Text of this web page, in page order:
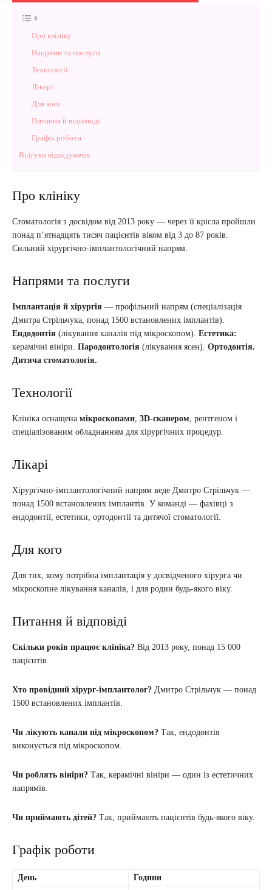
Про клініку
Напрями та послуги
Технології
Лікарі
Для кого
Питання й відповіді
Графік роботи
Відгуки відвідувачів
Про клініку
Стоматологія з досвідом від 2013 року — через її крісла пройшли
понад п’ятнадцять тисяч пацієнтів віком від 3 до 87 років.
Сильний хірургічно-імплантологічний напрям.
Напрями та послуги
Імплантація й хірургія — профільний напрям (спеціалізація
Дмитра Стрільчука, понад 1500 встановлених імплантів).
Ендодонтія (лікування каналів під мікроскопом). Естетика:
керамічні вініри. Пародонтологія (лікування ясен). Ортодонтія.
Дитяча стоматологія.
Технології
Клініка оснащена мікроскопами, 3D-сканером, рентгеном і
спеціалізованим обладнанням для хірургічних процедур.
Лікарі
Хірургічно-імплантологічний напрям веде Дмитро Стрільчук —
понад 1500 встановлених імплантів. У команді — фахівці з
ендодонтії, естетики, ортодонтії та дитячої стоматології.
Для кого
Для тих, кому потрібна імплантація у досвідченого хірурга чи
мікроскопне лікування каналів, і для родин будь-якого віку.
Питання й відповіді
Скільки років працює клініка? Від 2013 року, понад 15 000
пацієнтів.
Хто провідний хірург-імплантолог? Дмитро Стрільчук — понад
1500 встановлених імплантів.
Чи лікують канали під мікроскопом? Так, ендодонтія
виконується під мікроскопом.
Чи роблять вініри? Так, керамічні вініри — один із естетичних
напрямів.
Чи приймають дітей? Так, приймають пацієнтів будь-якого віку.
Графік роботи
День
Години